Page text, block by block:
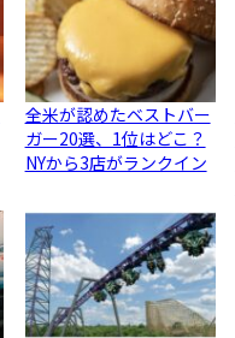
全米が認めたベストバー
ガー20選、1位はどこ？
NYから3店がランクイン